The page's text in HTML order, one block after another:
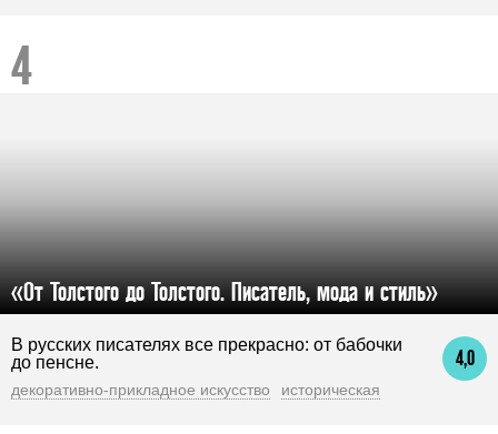
«От Толстого до Толстого. Писатель, мода и стиль»
4,0
В русских писателях все прекрасно: от бабочки
до пенсне.
декоративно-прикладное искусство историческая